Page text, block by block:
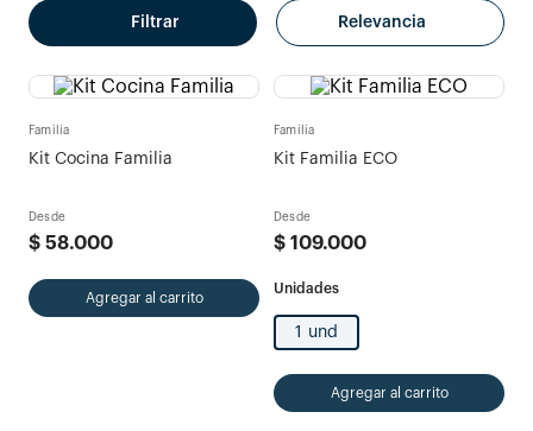
Filtrar Relevancia
Familia
Kit Cocina Familia
Desde
$ 58.000
Agregar al carrito
Familia
Kit Familia ECO
Desde
$ 109.000
1 und
Agregar al carrito